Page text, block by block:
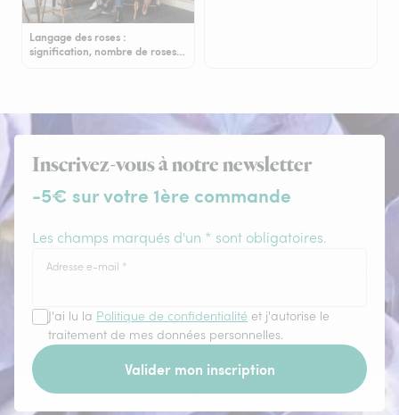
Langage des roses :
signification, nombre de roses…
Inscrivez-vous à notre newsletter
-5€ sur votre 1ère commande
Les champs marqués d'un * sont obligatoires.
Adresse e-mail *
J'ai lu la Politique de confidentialité et j'autorise le
traitement de mes données personnelles.
Valider mon inscription